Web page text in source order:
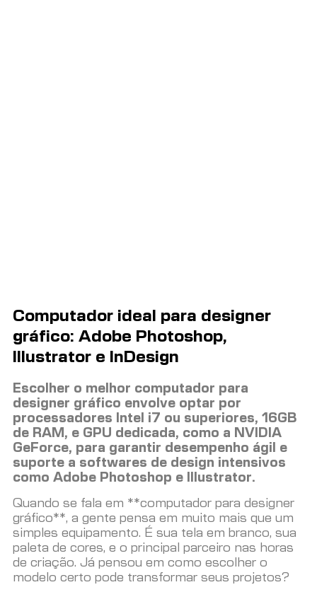
Computador ideal para designer
gráfico: Adobe Photoshop,
Illustrator e InDesign
Escolher o melhor computador para
designer gráfico envolve optar por
processadores Intel i7 ou superiores, 16GB
de RAM, e GPU dedicada, como a NVIDIA
GeForce, para garantir desempenho ágil e
suporte a softwares de design intensivos
como Adobe Photoshop e Illustrator.
Quando se fala em **computador para designer
gráfico**, a gente pensa em muito mais que um
simples equipamento. É sua tela em branco, sua
paleta de cores, e o principal parceiro nas horas
de criação. Já pensou em como escolher o
modelo certo pode transformar seus projetos?